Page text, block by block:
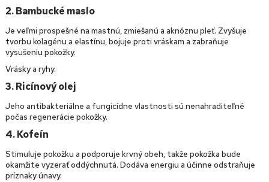
2. Bambucké maslo
Je veľmi prospešné na mastnú, zmiešanú a aknóznu pleť. Zvyšuje
tvorbu kolagénu a elastínu, bojuje proti vráskam a zabraňuje
vysušeniu pokožky.
Vrásky a ryhy.
3. Ricínový olej
Jeho antibakteriálne a fungicídne vlastnosti sú nenahraditeľné
počas regenerácie pokožky.
4. Kofeín
Stimuluje pokožku a podporuje krvný obeh, takže pokožka bude
okamžite vyzerať oddýchnutá. Dodáva energiu a účinne odstraňuje
príznaky únavy.